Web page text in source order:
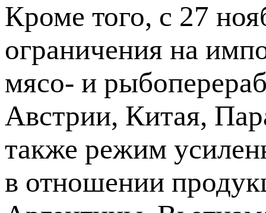
Кроме того, с 27
ограничения на
мясо- и
Австрии, Китая,
также режим
в отношении